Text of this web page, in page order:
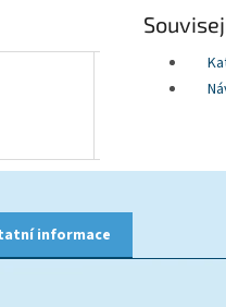
informace